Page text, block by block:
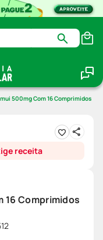
500mg Com 16 Comprimidos
receita
16 Comprimidos